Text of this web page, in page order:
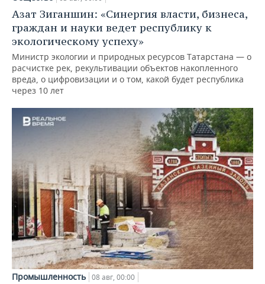
Азат Зиганшин: «Синергия власти, бизнеса,
граждан и науки ведет республику к
экологическому успеху»
Министр экологии и природных ресурсов Татарстана — о
расчистке рек, рекультивации объектов накопленного
вреда, о цифровизации и о том, какой будет республика
через 10 лет
Промышленность 08 авг, 00:00